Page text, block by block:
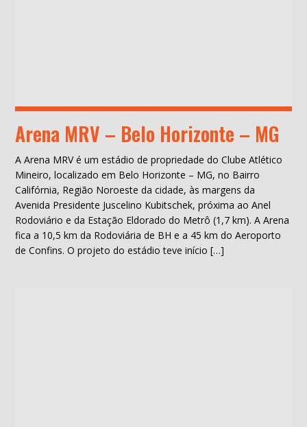
Arena MRV – Belo Horizonte – MG
A Arena MRV é um estádio de propriedade do Clube Atlético
Mineiro, localizado em Belo Horizonte – MG, no Bairro
Califórnia, Região Noroeste da cidade, às margens da
Avenida Presidente Juscelino Kubitschek, próxima ao Anel
Rodoviário e da Estação Eldorado do Metrô (1,7 km). A Arena
fica a 10,5 km da Rodoviária de BH e a 45 km do Aeroporto
de Confins. O projeto do estádio teve início […]